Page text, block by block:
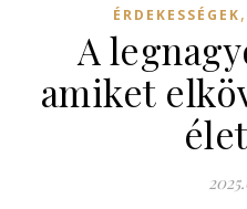
ÉRDEKESSÉGEK,
A
amiket